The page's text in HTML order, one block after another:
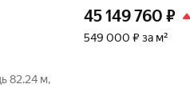
82.24 м,
45 149 760 ₽
549 000 ₽ за м²